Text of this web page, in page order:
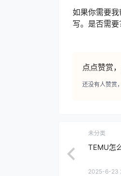
如果你需要
写。是否需要
点点赞赏
还没有人赞赏
未分类
TEMU怎
2025-6-23